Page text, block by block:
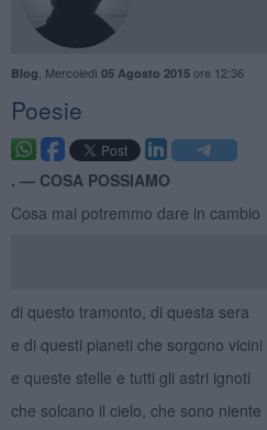
Blog Mercoledì 05 Agosto 2015ore 12:36
Poesie
. — COSA POSSIAMO
Cosa mai potremmo dare in cambio
di questo tramonto, di questa sera
e di questi pianeti che sorgono vicini
e queste stelle e tutti gli astri ignoti
che solcano il cielo, che sono niente